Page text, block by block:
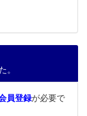
。
員登録が必要で